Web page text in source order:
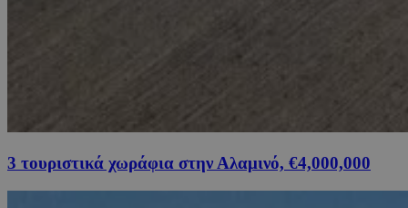
3 τουριστικά χωράφια στην Αλαμινό, €4,000,000